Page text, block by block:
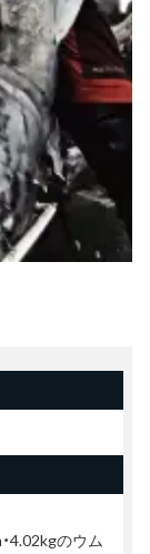
4.02kgのウム